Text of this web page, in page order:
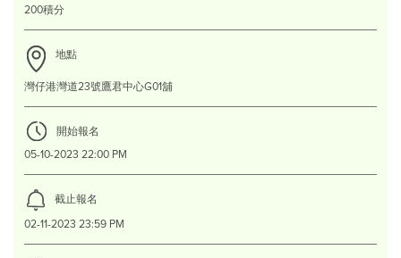
200積分
地點
灣仔港灣道23號鷹君中心G01舖
開始報名
05-10-2023 22:00 PM
截止報名
02-11-2023 23:59 PM